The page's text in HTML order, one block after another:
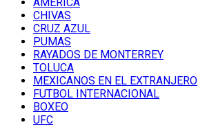
CHIVAS
CRUZ AZUL
PUMAS
RAYADOS DE MONTERREY
TOLUCA
MEXICANOS EN EL EXTRANJERO
FUTBOL INTERNACIONAL
BOXEO
UFC